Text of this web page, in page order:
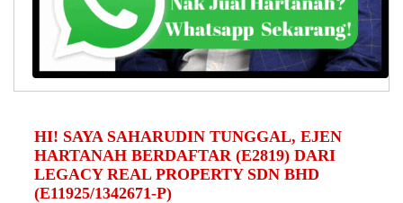
HI! SAYA SAHARUDIN TUNGGAL, EJEN
HARTANAH BERDAFTAR (E2819) DARI
LEGACY REAL PROPERTY SDN BHD
(E11925/1342671-P)